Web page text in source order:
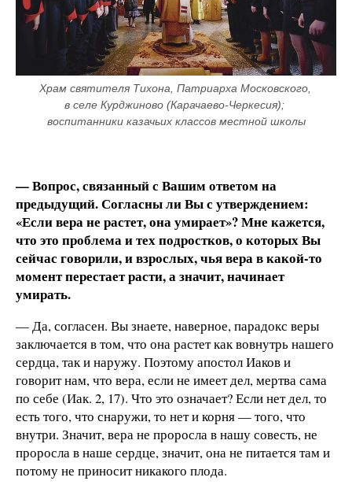
Храм святителя Тихона, Патриарха Московского,
в селе Курджиново (Карачаево-Черкесия);
воспитанники казачьих классов местной школы
— Вопрос, связанный с Вашим ответом на
предыдущий. Согласны ли Вы с утверждением:
«Если вера не растет, она умирает»? Мне кажется,
что это проблема и тех подростков, о которых Вы
сейчас говорили, и взрослых, чья вера в какой-то
момент перестает расти, а значит, начинает
умирать.
— Да, согласен. Вы знаете, наверное, парадокс веры
заключается в том, что она растет как вовнутрь нашего
сердца, так и наружу. Поэтому апостол Иаков и
говорит нам, что вера, если не имеет дел, мертва сама
по себе (Иак. 2, 17). Что это означает? Если нет дел, то
есть того, что снаружи, то нет и корня — того, что
внутри. Значит, вера не проросла в нашу совесть, не
проросла в наше сердце, значит, она не питается там и
потому не приносит никакого плода.